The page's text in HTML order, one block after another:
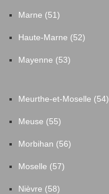
Marne (51)
Haute-Marne (52)
Mayenne (53)
Meurthe-et-Moselle (54)
Meuse (55)
Morbihan (56)
Moselle (57)
Nièvre (58)